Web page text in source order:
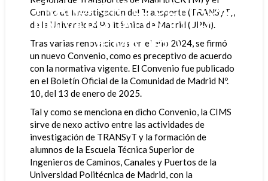
DE TRANSPORTES DE MADRID Y
LA UNIVERSIDAD POLITÉCNICA
DE MADRID
Centro de Investigación del Transporte (TRANSyT),
de la Universidad Politécnica de Madrid (UPM).
Tras varias renovaciones, en el año 2024, se firmó
un nuevo Convenio, como es preceptivo de acuerdo
con la normativa vigente. El Convenio fue publicado
en el Boletín Oficial de la Comunidad de Madrid Nº.
10, del 13 de enero de 2025.
Tal y como se menciona en dicho Convenio, la CIMS
sirve de nexo activo entre las actividades de
investigación de TRANSyT y la formación de
alumnos de la Escuela Técnica Superior de
Ingenieros de Caminos, Canales y Puertos de la
Universidad Politécnica de Madrid, con la